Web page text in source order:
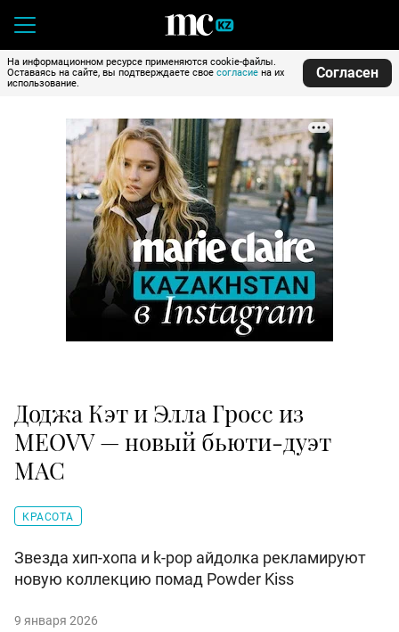
На информационном ресурсе применяются cookie-файлы.
Оставаясь на сайте, вы подтверждаете свое согласие на их
использование.
Согласен
Доджа Кэт и Элла Гросс из
MEOVV — новый бьюти-дуэт
MAC
КРАСОТА
Звезда хип-хопа и k-pop айдолка рекламируют
новую коллекцию помад Powder Kiss
9 января 2026